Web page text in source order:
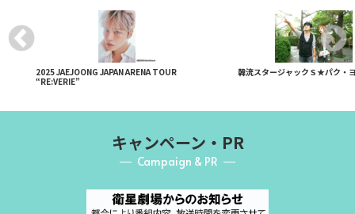
2025 JAEJOONG JAPAN ARENA TOUR
“RE:VERIE”
韓流スタージャックＳ★パク・
キャンペーン・PR
Campaign & PR